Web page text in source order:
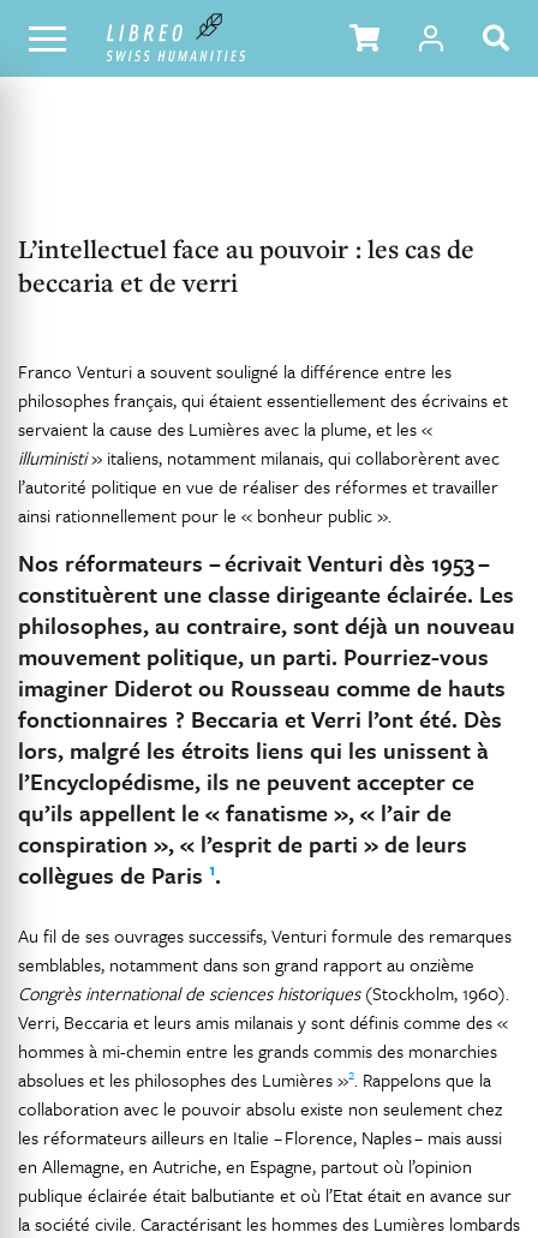
NOTRE CATALOGUE TABLE DES MATIÈRES
L’intellectuel face au pouvoir : les cas de
beccaria et de verri
Franco Venturi a souvent souligné la différence entre les
philosophes français, qui étaient essentiellement des écrivains et
servaient la cause des Lumières avec la plume, et les «
illuministi» italiens, notamment milanais, qui collaborèrent avec
l’autorité politique en vue de réaliser des réformes et travailler
ainsi rationnellement pour le « bonheur public ».
Nos réformateurs – écrivait Venturi dès 1953 –
constituèrent une classe dirigeante éclairée. Les
philosophes, au contraire, sont déjà un nouveau
mouvement politique, un parti. Pourriez-vous
imaginer Diderot ou Rousseau comme de hauts
fonctionnaires ? Beccaria et Verri l’ont été. Dès
lors, malgré les étroits liens qui les unissent à
l’Encyclopédisme, ils ne peuvent accepter ce
qu’ils appellent le « fanatisme », « l’air de
conspiration », « l’esprit de parti » de leurs
collègues de Paris 1.
Au fil de ses ouvrages successifs, Venturi formule des remarques
semblables, notamment dans son grand rapport au onzième
Congrès international de sciences historiques(Stockholm, 1960).
Verri, Beccaria et leurs amis milanais y sont définis comme des «
hommes à mi-chemin entre les grands commis des monarchies
absolues et les philosophes des Lumières »2. Rappelons que la
collaboration avec le pouvoir absolu existe non seulement chez
les réformateurs ailleurs en Italie – Florence, Naples – mais aussi
en Allemagne, en Autriche, en Espagne, partout où l’opinion
publique éclairée était balbutiante et où l’Etat était en avance sur
la société civile. Caractérisant les hommes des Lumières lombards